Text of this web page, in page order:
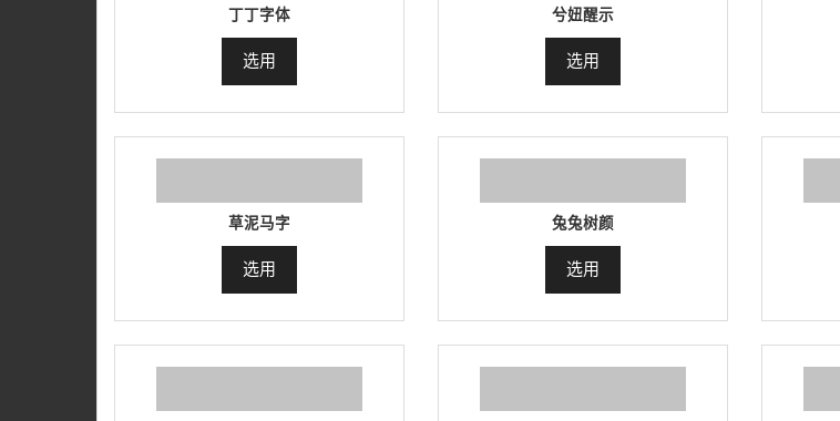
丁丁字体
选用
兮妞醒示
选用
草泥马字
选用
兔兔树颜
选用